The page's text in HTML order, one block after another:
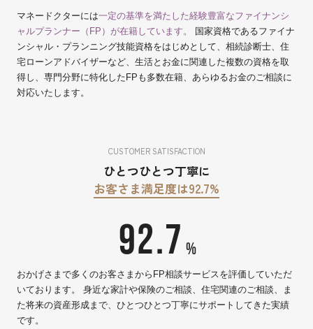
マネードクターには一定の基準を満たした経験豊富なファイナンシ
ャルプランナー（FP）が在籍しています。
国家資格であるファイナ
ンシャル・プランニング技能資格をはじめとして、相続診断士、住
宅ローンアドバイザーなど、生活とお金に関連した複数の資格を取
得し、専門分野に特化したFPも多数在籍、あらゆるお金のご相談に
対応いたします。
CUSTOMER SATISFACTION
ひとつひとつ丁寧に
お客さま満足度は92.7%
おかげさまで多くのお客さまからFP相談サービスを評価していただ
いております。 身近な家計や保険のご相談、住宅関連のご相談、ま
た将来の資産形成まで、ひとつひとつ丁寧にサポートしてきた実績
です。
92.7 %